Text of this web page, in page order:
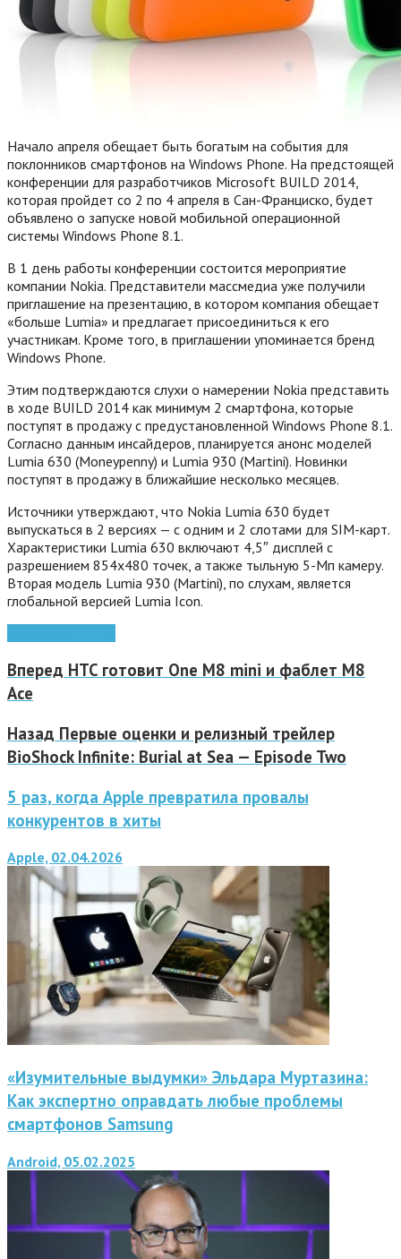
Начало апреля обещает быть богатым на события для
поклонников смартфонов на Windows Phone. На предстоящей
конференции для разработчиков Microsoft BUILD 2014,
которая пройдет со 2 по 4 апреля в Сан-Франциско, будет
объявлено о запуске новой мобильной операционной
системы Windows Phone 8.1.
В 1 день работы конференции состоится мероприятие
компании Nokia. Представители массмедиа уже получили
приглашение на презентацию, в котором компания обещает
«больше Lumia» и предлагает присоединиться к его
участникам. Кроме того, в приглашении упоминается бренд
Windows Phone.
Этим подтверждаются слухи о намерении Nokia представить
в ходе BUILD 2014 как минимум 2 смартфона, которые
поступят в продажу с предустановленной Windows Phone 8.1.
Согласно данным инсайдеров, планируется анонс моделей
Lumia 630 (Moneypenny) и Lumia 930 (Martini). Новинки
поступят в продажу в ближайшие несколько месяцев.
Источники утверждают, что Nokia Lumia 630 будет
выпускаться в 2 версиях — с одним и 2 слотами для SIM-карт.
Характеристики Lumia 630 включают 4,5″ дисплей с
разрешением 854х480 точек, а также тыльную 5-Мп камеру.
Вторая модель Lumia 930 (Martini), по слухам, является
глобальной версией Lumia Icon.
Вперед HTC готовит One M8 mini и фаблет M8
Ace
Назад Первые оценки и релизный трейлер
BioShock Infinite: Burial at Sea — Episode Two
5 раз, когда Apple превратила провалы
конкурентов в хиты
Apple, 02.04.2026
«Изумительные выдумки» Эльдара Муртазина:
Как экспертно оправдать любые проблемы
смартфонов Samsung
Android, 05.02.2025